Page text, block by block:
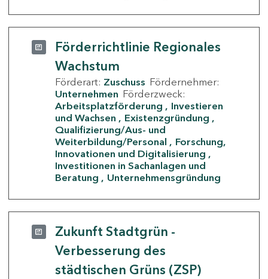
Förderrichtlinie Regionales
Wachstum
Förderart: Zuschuss Fördernehmer:
Unternehmen Förderzweck:
Arbeitsplatzförderung
Investieren
und Wachsen
Existenzgründung
Qualifizierung/Aus- und
Weiterbildung/Personal
Forschung,
Innovationen und Digitalisierung
Investitionen in Sachanlagen und
Beratung
Unternehmensgründung
Zukunft Stadtgrün -
Verbesserung des
städtischen Grüns (ZSP)